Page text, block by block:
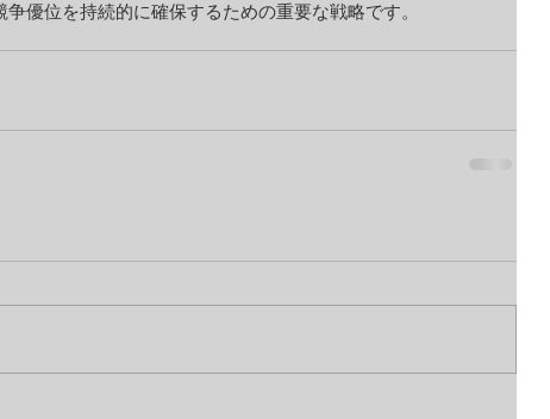
優位を持続的に確保するための重要な戦略です。